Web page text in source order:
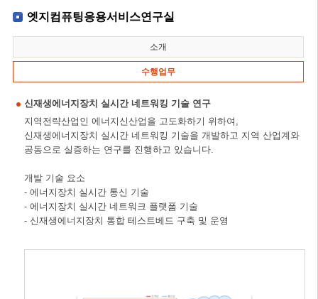
엣지컴퓨팅응용서비스연구실
소개
수행업무
신재생에너지장치 실시간 네트워킹 기술 연구
지역전략산업인 에너지신산업을 고도화하기 위하여,
신재생에너지장치 실시간 네트워킹 기술을 개발하고 지역 산업계와
공동으로 실증하는 연구를 진행하고 있습니다.
개발 기술 요소
- 에너지장치 실시간 통신 기술
- 에너지장치 실시간 네트워크 플랫폼 기술
- 신재생에너지장치 통합 테스트베드 구축 및 운영